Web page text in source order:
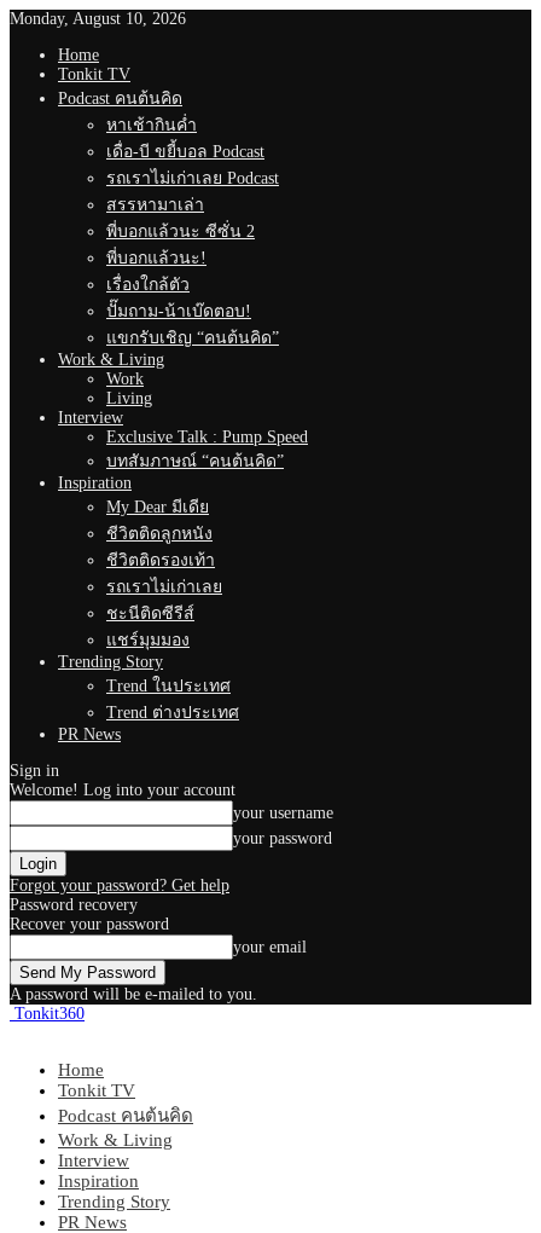
Monday, August 10, 2026
Home
Tonkit TV
Podcast คนต้นคิด
หาเช้ากินค่ำ
เดื่อ-บี ขยี้บอล Podcast
รถเราไม่เก่าเลย Podcast
สรรหามาเล่า
พี่บอกแล้วนะ ซีซั่น 2
พี่บอกแล้วนะ!
เรื่องใกล้ตัว
ปั๊มถาม-น้าเบ๊ดตอบ!
แขกรับเชิญ “คนต้นคิด”
Work & Living
Work
Living
Interview
Exclusive Talk : Pump Speed
บทสัมภาษณ์ “คนต้นคิด”
Inspiration
My Dear มีเดีย
ชีวิตติดลูกหนัง
ชีวิตติดรองเท้า
รถเราไม่เก่าเลย
ชะนีติดซีรีส์
แชร์มุมมอง
Trending Story
Trend ในประเทศ
Trend ต่างประเทศ
PR News
Sign in
Welcome! Log into your account
your username
your password
Forgot your password? Get help
Password recovery
Recover your password
your email
A password will be e-mailed to you.
Tonkit360
Home
Tonkit TV
Podcast คนต้นคิด
Work & Living
Interview
Inspiration
Trending Story
PR News